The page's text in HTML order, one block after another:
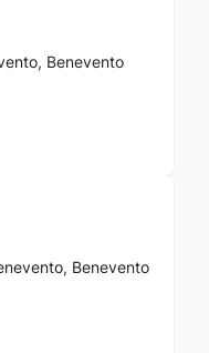
Benevento
Benevento